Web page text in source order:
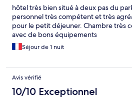
hôtel très bien situé à deux pas du
personnel très compétent et très
pour le petit déjeuner. Chambre très
avec de bons équipements
Séjour de 1 nuit
Avis vérifié
10/10 Exceptionnel